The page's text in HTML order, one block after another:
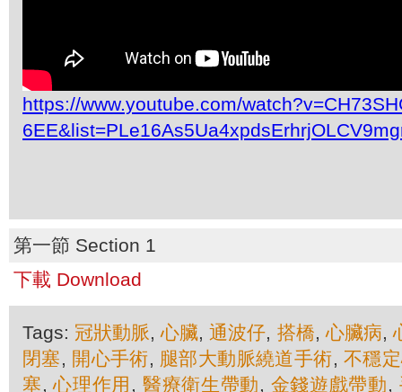
https://www.youtube.com/
第一節 Section 1
下載 Download
Tags: 冠狀動脈,心臟,通波仔, 搭橋,心臟病,
閉塞, 開心手術, 腿部大動脈繞道手術, 不穩
塞,心理作用 , 醫療衛生帶動, 金錢遊戲帶動,